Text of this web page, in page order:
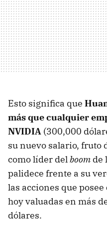
Esto significa que
más que cualquier
NVIDIA (300,000
su nuevo salario, fruto
como líder delboom de
palidece frente a su
las acciones que
hoy valuadas en más
dólares.